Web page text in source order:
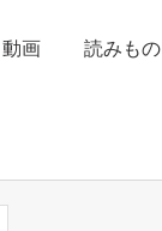
動画 読みもの